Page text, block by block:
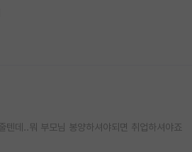
데..뭐 부모님 봉양하셔야되면 취업하셔야죠